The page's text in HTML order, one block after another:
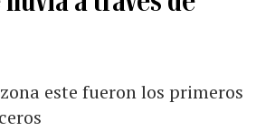
este fueron los primeros